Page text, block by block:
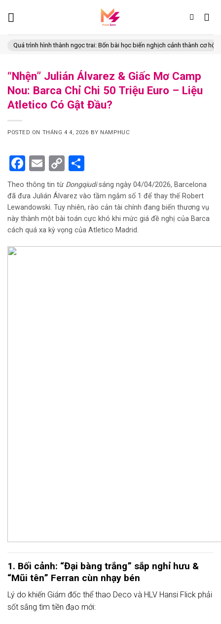
trình hình thành ngọc trai: Bốn bài học biến nghịch cảnh thành cơ hội
“Nhện” Julián Álvarez & Giấc Mơ Camp
Nou: Barca Chỉ Chi 50 Triệu Euro – Liệu
Atletico Có Gật Đầu?
POSTED ON THÁNG 4 4, 2026 BY NAMPHUC
Facebook
EmailCopy
Link
Theo thông tin từ Dongqiudisáng ngày 04/04/2026, Barcelona
đã đưa Julián Álvarez vào tầm ngắm số 1 để thay thế Robert
Lewandowski. Tuy nhiên, rào cản tài chính đang biến thương vụ
này thành một bài toán cực khó khi mức giá đề nghị của Barca
cách quá xa kỳ vọng của Atletico Madrid.
1. Bối cảnh: “Đại bàng trắng” sắp nghỉ hưu &
“Mũi tên” Ferran cùn nhạy bén
Lý do khiến Giám đốc thể thao Deco và HLV Hansi Flick phải
sốt sắng tìm tiền đạo mới: